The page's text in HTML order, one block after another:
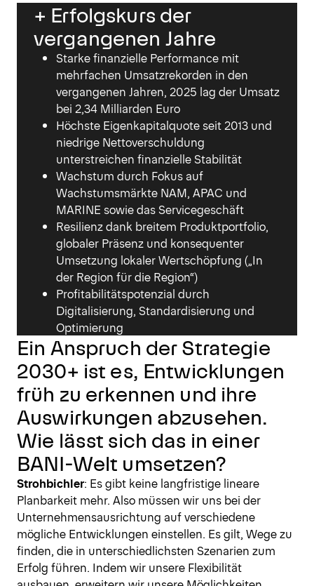
+ Erfolgskurs der
vergangenen Jahre
Starke finanzielle Performance mit
mehrfachen Umsatzrekorden in den
vergangenen Jahren, 2025 lag der Umsatz
bei 2,34 Milliarden Euro
Höchste Eigenkapitalquote seit 2013 und
niedrige Nettoverschuldung
unterstreichen finanzielle Stabilität
Wachstum durch Fokus auf
Wachstumsmärkte NAM, APAC und
MARINE sowie das Servicegeschäft
Resilienz dank breitem Produktportfolio,
globaler Präsenz und konsequenter
Umsetzung lokaler Wertschöpfung („In
der Region für die Region“)
Profitabilitätspotenzial durch
Digitalisierung, Standardisierung und
Optimierung
Ein Anspruch der Strategie
2030+ ist es, Entwicklungen
früh zu erkennen und ihre
Auswirkungen abzusehen.
Wie lässt sich das in einer
BANI-Welt umsetzen?
Strohbichler: Es gibt keine langfristige lineare
Planbarkeit mehr. Also müssen wir uns bei der
Unternehmensausrichtung auf verschiedene
mögliche Entwicklungen einstellen. Es gilt, Wege zu
finden, die in unterschiedlichsten Szenarien zum
Erfolg führen. Indem wir unsere Flexibilität